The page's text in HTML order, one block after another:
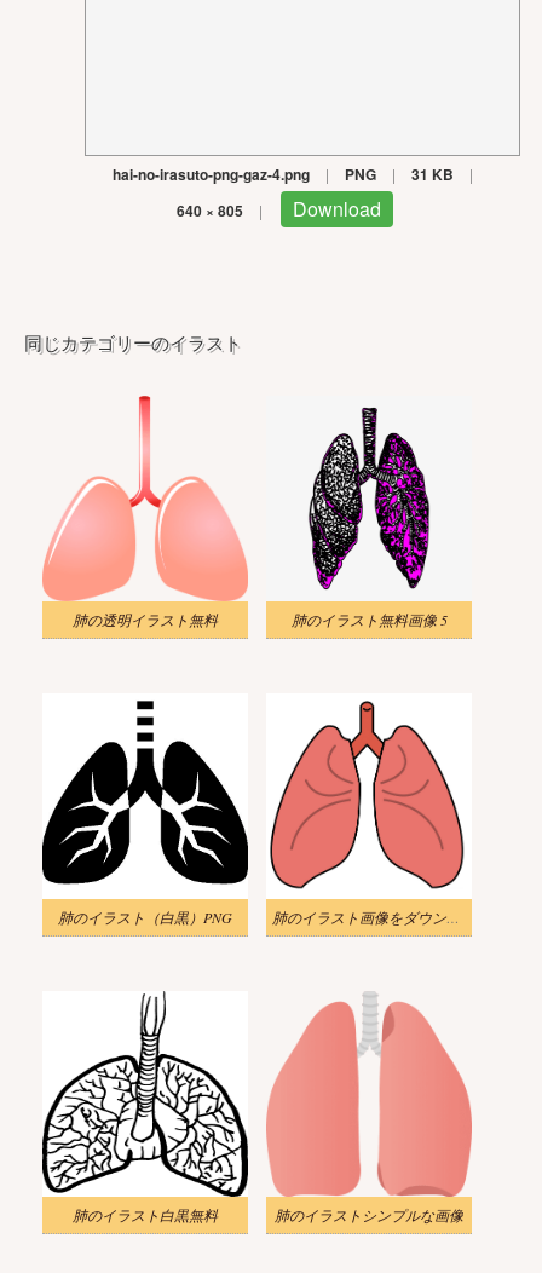
hai-no-irasuto-png-gaz-4.png | PNG | 31 KB |
640 × 805 | Download
同じカテゴリーのイラスト
肺の透明イラスト無料 肺のイラスト無料画像 5
肺のイラスト（白黒）PNG 肺のイラスト画像をダウンロード
肺のイラスト白黒無料 肺のイラストシンプルな画像